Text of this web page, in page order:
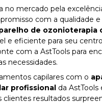
no mercado pela
com a qualidade e
de ozonioterapia
e eficiente para seu
com a AstTools para
necessidades.
capilares com o
profissional da AstTools
clientes resultados